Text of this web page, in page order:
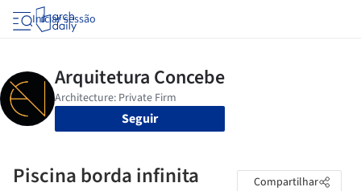
Iniciar sessão
Seguir
Piscina borda infinita Compartilhar